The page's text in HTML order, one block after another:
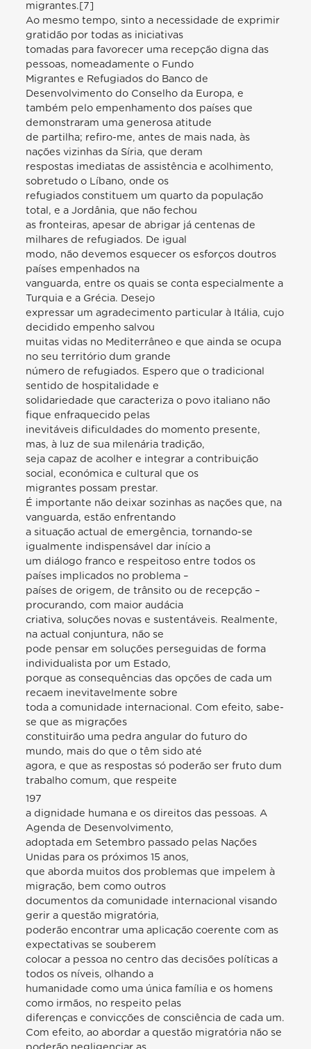
migrantes.[7]
Ao mesmo tempo, sinto a necessidade de exprimir
gratidão por todas as iniciativas
tomadas para favorecer uma recepção digna das
pessoas, nomeadamente o Fundo
Migrantes e Refugiados do Banco de
Desenvolvimento do Conselho da Europa, e
também pelo empenhamento dos países que
demonstraram uma generosa atitude
de partilha; refiro-me, antes de mais nada, às
nações vizinhas da Síria, que deram
respostas imediatas de assistência e acolhimento,
sobretudo o Líbano, onde os
refugiados constituem um quarto da população
total, e a Jordânia, que não fechou
as fronteiras, apesar de abrigar já centenas de
milhares de refugiados. De igual
modo, não devemos esquecer os esforços doutros
países empenhados na
vanguarda, entre os quais se conta especialmente a
Turquia e a Grécia. Desejo
expressar um agradecimento particular à Itália, cujo
decidido empenho salvou
muitas vidas no Mediterrâneo e que ainda se ocupa
no seu território dum grande
número de refugiados. Espero que o tradicional
sentido de hospitalidade e
solidariedade que caracteriza o povo italiano não
fique enfraquecido pelas
inevitáveis dificuldades do momento presente,
mas, à luz de sua milenária tradição,
seja capaz de acolher e integrar a contribuição
social, económica e cultural que os
migrantes possam prestar.
É importante não deixar sozinhas as nações que, na
vanguarda, estão enfrentando
a situação actual de emergência, tornando-se
igualmente indispensável dar início a
um diálogo franco e respeitoso entre todos os
países implicados no problema –
países de origem, de trânsito ou de recepção –
procurando, com maior audácia
criativa, soluções novas e sustentáveis. Realmente,
na actual conjuntura, não se
pode pensar em soluções perseguidas de forma
individualista por um Estado,
porque as consequências das opções de cada um
recaem inevitavelmente sobre
toda a comunidade internacional. Com efeito, sabe-
se que as migrações
constituirão uma pedra angular do futuro do
mundo, mais do que o têm sido até
agora, e que as respostas só poderão ser fruto dum
trabalho comum, que respeite
197
a dignidade humana e os direitos das pessoas. A
Agenda de Desenvolvimento,
adoptada em Setembro passado pelas Nações
Unidas para os próximos 15 anos,
que aborda muitos dos problemas que impelem à
migração, bem como outros
documentos da comunidade internacional visando
gerir a questão migratória,
poderão encontrar uma aplicação coerente com as
expectativas se souberem
colocar a pessoa no centro das decisões políticas a
todos os níveis, olhando a
humanidade como uma única família e os homens
como irmãos, no respeito pelas
diferenças e convicções de consciência de cada um.
Com efeito, ao abordar a questão migratória não se